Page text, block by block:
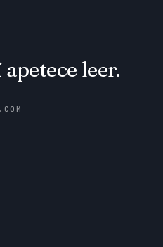
leer.